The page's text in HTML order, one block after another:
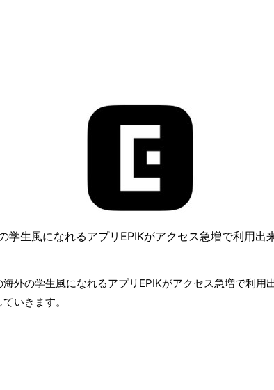
学生風になれるアプリEPIKがアクセス急増で利用出
外の学生風になれるアプリEPIKがアクセス急増で利用
いきます。